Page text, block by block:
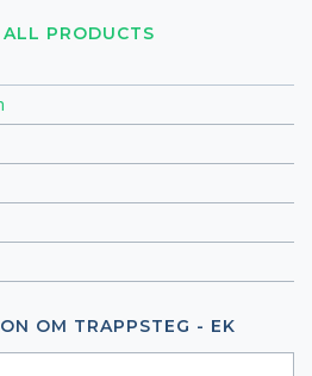
PRODUCTS
OM TRAPPSTEG - EK